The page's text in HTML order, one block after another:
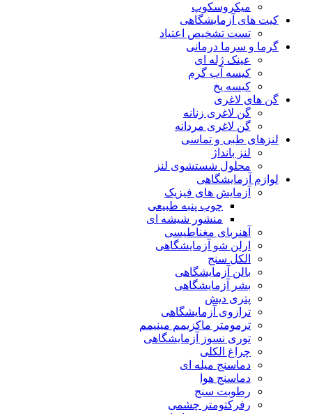
میکروسکوپ
کیت های آزمایشگاهی
تست تشخیص اعتیاد
گرما و سرما درمانی
عینک ژله ای
کیسه آب گرم
کیسه یخ
گن های لاغری
گن لاغری زنانه
گن لاغری مردانه
لنزهای طبی و تماسی
لنز بانداژ
محلول شستشوی لنز
لوازم آزمایشگاهی
آزمایش های فیزیک
چوب پنبه طبیعی
منشور شیشه ای
آهنربای مغناطیسی
ارلن شو آزمایشگاهی
الکل سنج
بالن آزمایشگاهی
بشر آزمایشگاهی
پتری دیش
ترازوی آزمایشگاهی
ترمومتر ماکزیمم مینیمم
توری نسوز آزمایشگاهی
چراغ الکلی
دماسنج میله ای
دماسنج هوا
رطوبت سنج
رفرکتومتر چشمی